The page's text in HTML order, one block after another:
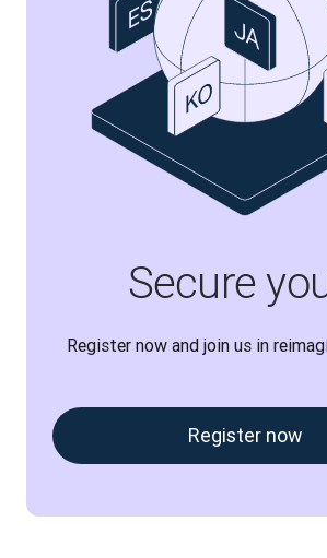
Secure
Register now and join us in
Register now